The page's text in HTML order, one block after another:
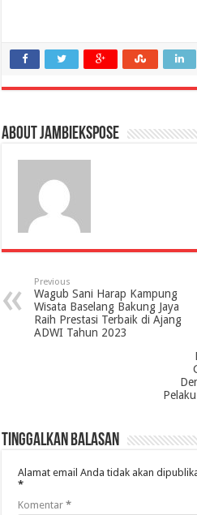
About jambiekspose
Previous
Wagub Sani Harap Kampung
Wisata Baselang Bakung Jaya
Raih Prestasi Terbaik di Ajang
ADWI Tahun 2023
Tinggalkan Balasan
Alamat email Anda tidak akan
*
Komentar*